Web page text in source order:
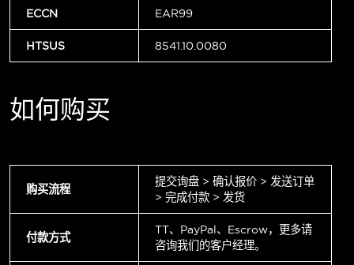
ECCN EAR99
HTSUS 8541.10.0080
如何购买
购买流程
提交询盘 > 确认报价 > 发送订单
> 完成付款 > 发货
付款方式
TT、PayPal、Escrow，更多请
咨询我们的客户经理。